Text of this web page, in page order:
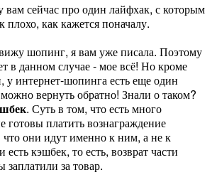
вам сейчас про один лайфхак, с которым
плохо, как кажется поначалу.
шопинг, я вам уже писала. Поэтому
в данном случае - мое всё! Но кроме
у интернет-шопинга есть еще один
вернуть обратно! Знали о таком?
. Суть в том, что есть много
готовы платить вознаграждение
что они идут именно к ним, а не к
кэшбек, то есть, возврат части
за товар.